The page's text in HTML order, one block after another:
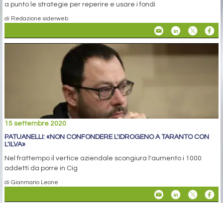
a punto le strategie per reperire e usare i fondi
di Redazione siderweb
15 settembre 2020
PATUANELLI: «NON CONFONDERE L'IDROGENO A TARANTO CON
L'ILVA»
Nel frattempo il vertice aziendale scongiura l'aumento i 1000
addetti da porre in Cig
di Gianmario Leone